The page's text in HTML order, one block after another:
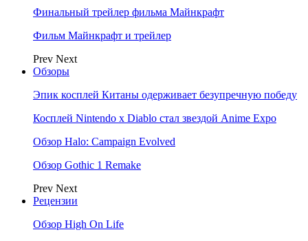
Финальный трейлер фильма Майнкрафт
Фильм Майнкрафт и трейлер
Prev Next
Обзоры
Эпик косплей Китаны одерживает безупречную победу
Косплей Nintendo x Diablo стал звездой Anime Expo
Обзор Halo: Campaign Evolved
Обзор Gothic 1 Remake
Prev Next
Рецензии
Обзор High On Life